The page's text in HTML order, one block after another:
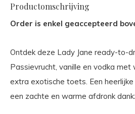
Productomschrijving
Order is enkel geaccepteerd
Ontdek deze Lady Jane ready-to-
Passievrucht, vanille en vodka
extra exotische toets. Een
een zachte en warme afdronk